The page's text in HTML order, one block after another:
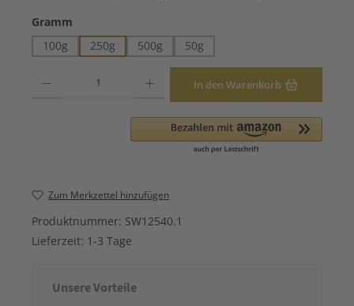
Gramm
100g
250g 500g 50g
In den Warenkorb
Zum Merkzettel hinzufügen
Produktnummer: SW12540.1
Lieferzeit: 1-3 Tage
Unsere Vorteile